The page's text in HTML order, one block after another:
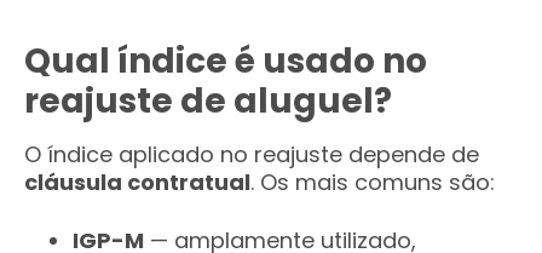
Qual índice é usado no
reajuste de aluguel?
O índice aplicado no reajuste depende de
cláusula contratual. Os mais comuns são:
IGP-M — amplamente utilizado,